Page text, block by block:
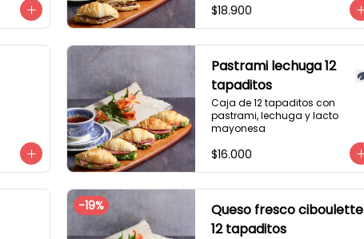
$18.900
Pastrami lechuga 12
tapaditos
Caja de 12 tapaditos con
pastrami, lechuga y lacto
mayonesa
$16.000
-19%
Queso fresco ciboulette
12 tapaditos